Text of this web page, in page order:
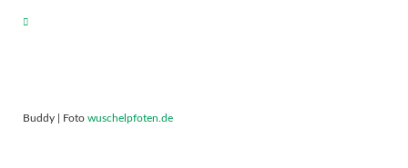
Buddy | Foto wuschelpfoten.de